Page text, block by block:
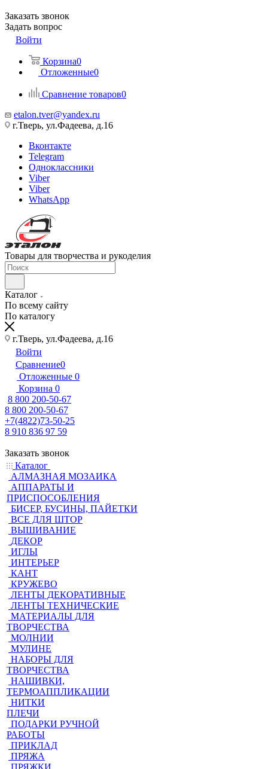
Заказать звонок
Задать вопрос
Войти
Корзина0
Отложенные0
Сравнение товаров0
etalon.tver@yandex.ru
г.Тверь, ул.Фадеева, д.16
Вконтакте
Telegram
Одноклассники
Viber
Viber
WhatsApp
Товары для творчества и рукоделия
Каталог
По всему сайту
По каталогу
г.Тверь, ул.Фадеева, д.16
Войти
Сравнение0
Отложенные 0
Корзина 0
8 800 200-50-67
8 800 200-50-67
+7(4822)73-50-25
8 910 836 97 59
Заказать звонок
Каталог
АЛМАЗНАЯ МОЗАИКА
АППАРАТЫ И
ПРИСПОСОБЛЕНИЯ
БИСЕР, БУСИНЫ, ПАЙЕТКИ
ВСЕ ДЛЯ ШТОР
ВЫШИВАНИЕ
ДЕКОР
ИГЛЫ
ИНТЕРЬЕР
КАНТ
КРУЖЕВО
ЛЕНТЫ ДЕКОРАТИВНЫЕ
ЛЕНТЫ ТЕХНИЧЕСКИЕ
МАТЕРИАЛЫ ДЛЯ
ТВОРЧЕСТВА
МОЛНИИ
МУЛИНЕ
НАБОРЫ ДЛЯ
ТВОРЧЕСТВА
НАШИВКИ,
ТЕРМОАППЛИКАЦИИ
НИТКИ
ПЛЕЧИ
ПОДАРКИ РУЧНОЙ
РАБОТЫ
ПРИКЛАД
ПРЯЖА
ПРЯЖКИ